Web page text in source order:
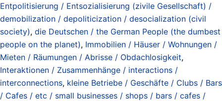
Entpolitisierung / Entsozialisierung (zivile Gesellschaft) /
demobilization / depoliticization / desocialization (civil
society), die Deutschen / the German People (the dumbest
people on the planet), Immobilien / Häuser / Wohnungen /
Mieten / Räumungen / Abrisse / Obdachlosigkeit,
Interaktionen / Zusammenhänge / interactions /
interconnections, kleine Betriebe / Geschäfte / Clubs / Bars
/ Cafes / etc / small businesses / shops / bars / cafes /